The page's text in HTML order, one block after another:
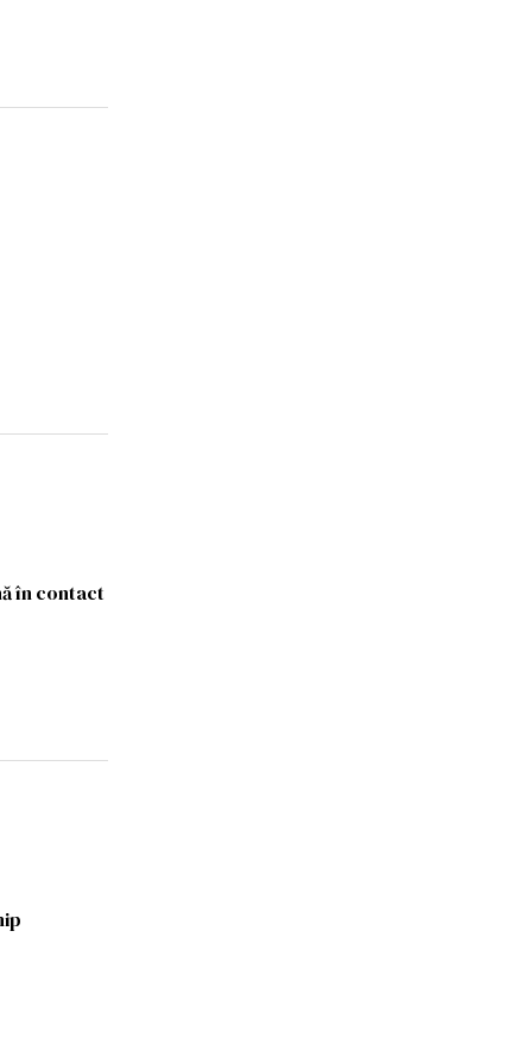
în contact